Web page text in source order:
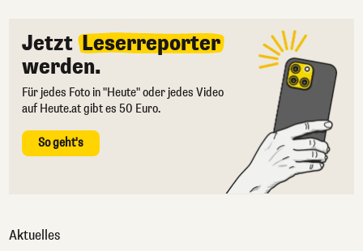
Jetzt Leserreporter
werden.
Für jedes Foto in "Heute" oder jedes Video
auf Heute.at gibt es 50 Euro.
So geht's
Aktuelles